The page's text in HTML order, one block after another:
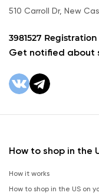
510 Carroll Dr, New
3981527
Get notified about
How to shop in the
How it works
How to shop in the US on